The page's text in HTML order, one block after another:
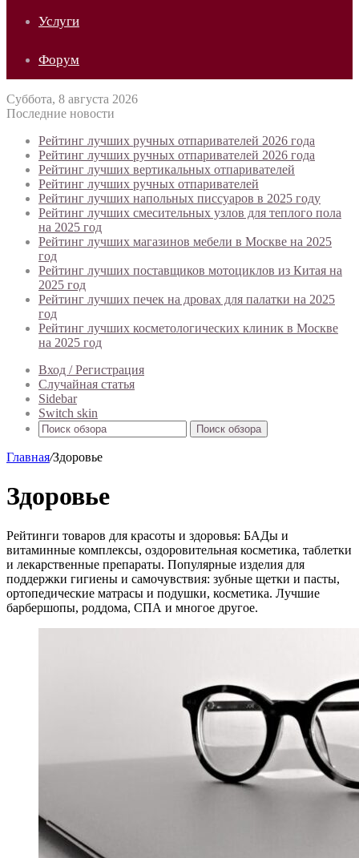
Услуги
Форум
Суббота, 8 августа 2026
Последние новости
Рейтинг лучших ручных отпаривателей 2026 года
Рейтинг лучших ручных отпаривателей 2026 года
Рейтинг лучших вертикальных отпаривателей
Рейтинг лучших ручных отпаривателей
Рейтинг лучших напольных писсуаров в 2025 году
Рейтинг лучших смесительных узлов для теплого пола
на 2025 год
Рейтинг лучших магазинов мебели в Москве на 2025
год
Рейтинг лучших поставщиков мотоциклов из Китая на
2025 год
Рейтинг лучших печек на дровах для палатки на 2025
год
Рейтинг лучших косметологических клиник в Москве
на 2025 год
Вход / Регистрация
Случайная статья
Sidebar
Switch skin
Поиск обзора
Главная/Здоровье
Здоровье
Рейтинги товаров для красоты и здоровья: БАДы и
витаминные комплексы, оздоровительная косметика, таблетки
и лекарственные препараты. Популярные изделия для
поддержки гигиены и самочувствия: зубные щетки и пасты,
ортопедические матрасы и подушки, косметика. Лучшие
барбершопы, роддома, СПА и многое другое.